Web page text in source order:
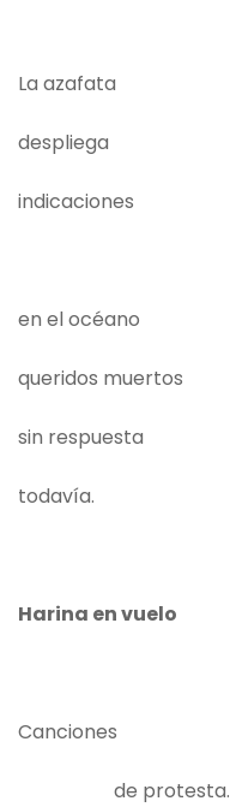
La azafata
despliega
indicaciones
en el océano
queridos muertos
sin respuesta
todavía.
Harina en vuelo
Canciones
de protesta.